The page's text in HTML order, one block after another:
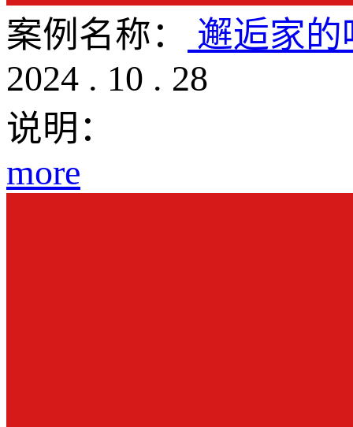
案例名称：
邂逅家
2024 . 10 . 28
说明：
more